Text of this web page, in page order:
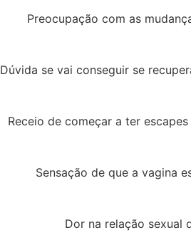
Preocupação com as
Dúvida se vai conseguir se
Receio de começar a ter
Sensação de que a vagina
Dor na relação sexual